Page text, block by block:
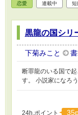
恋愛 連載中 短
黒龍の国シ
下菊みこと
断罪龍のいる国で
す。 小説家になろ
24h.ポイント